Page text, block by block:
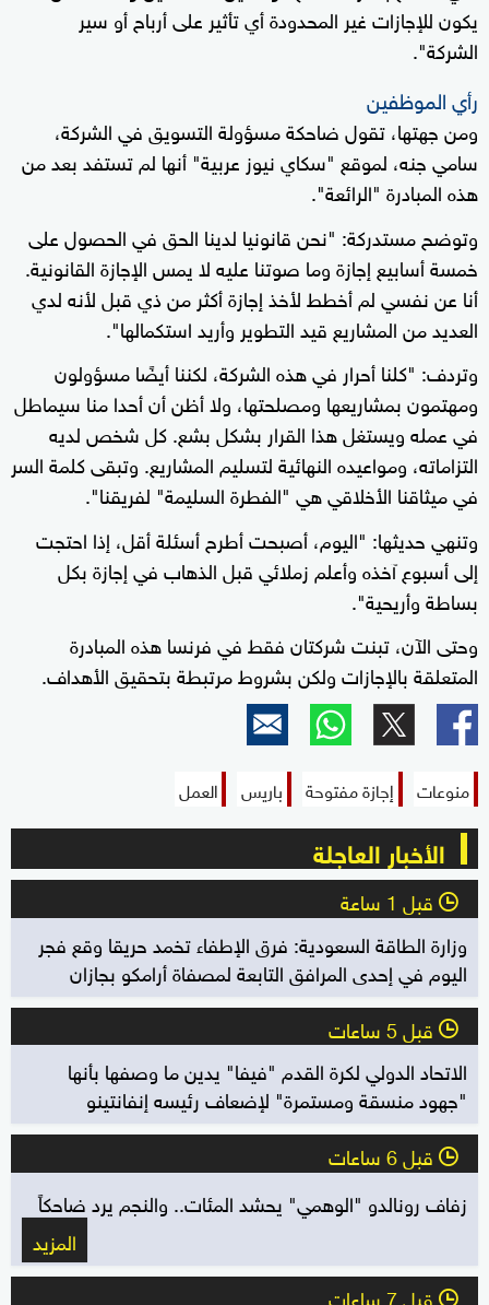
يكون للإجازات غير المحدودة أي تأثير على أرباح أو سير
الشركة".
رأي الموظفين
ومن جهتها، تقول ضاحكة مسؤولة التسويق في الشركة،
سامي جنه، لموقع "سكاي نيوز عربية" أنها لم تستفد بعد من
هذه المبادرة "الرائعة".
وتوضح مستدركة: "نحن قانونيا لدينا الحق في الحصول على
خمسة أسابيع إجازة وما صوتنا عليه لا يمس الإجازة القانونية.
أنا عن نفسي لم أخطط لأخذ إجازة أكثر من ذي قبل لأنه لدي
العديد من المشاريع قيد التطوير وأريد استكمالها".
وتردف: "كلنا أحرار في هذه الشركة، لكننا أيضًا مسؤولون
ومهتمون بمشاريعها ومصلحتها، ولا أظن أن أحدا منا سيماطل
في عمله ويستغل هذا القرار بشكل بشع. كل شخص لديه
التزاماته، ومواعيده النهائية لتسليم المشاريع. وتبقى كلمة السر
في ميثاقنا الأخلاقي هي "الفطرة السليمة" لفريقنا".
وتنهي حديثها: "اليوم، أصبحت أطرح أسئلة أقل، إذا احتجت
إلى أسبوع آخذه وأعلم زملائي قبل الذهاب في إجازة بكل
بساطة وأريحية".
وحتى الآن، تبنت شركتان فقط في فرنسا هذه المبادرة
المتعلقة بالإجازات ولكن بشروط مرتبطة بتحقيق الأهداف.
منوعات إجازة مفتوحة باريس العمل
الأخبار العاجلة
l قبل 1 ساعة
وزارة الطاقة السعودية: فرق الإطفاء تخمد حريقا وقع فجر
اليوم في إحدى المرافق التابعة لمصفاة أرامكو بجازان
l قبل 5 ساعات
الاتحاد الدولي لكرة القدم "فيفا" يدين ما وصفها بأنها
"جهود منسقة ومستمرة" لإضعاف رئيسه إنفانتينو
l قبل 6 ساعات
زفاف رونالدو "الوهمي" يحشد المئات.. والنجم يرد ضاحكاً
المزيد
l قبل 7 ساعات